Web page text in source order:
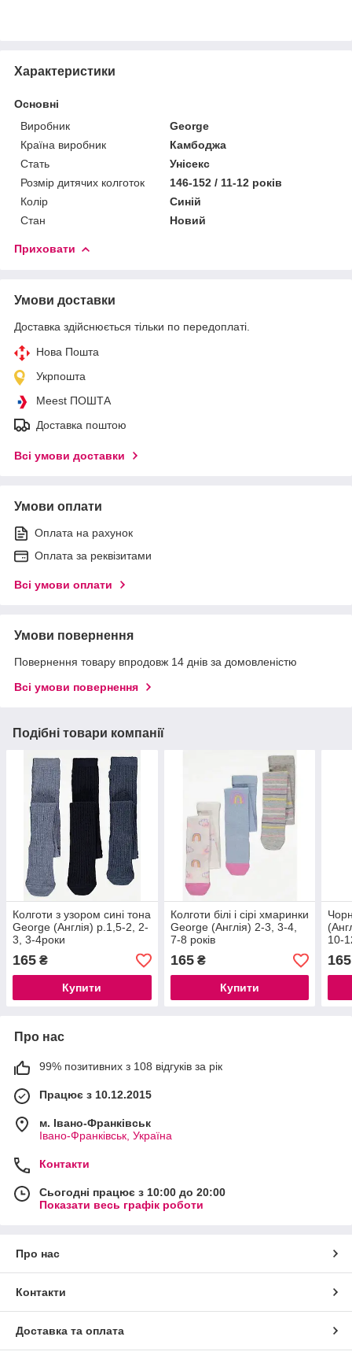
Характеристики
Основні
Виробник
George
Країна виробник
Камбоджа
Стать
Унісекс
Розмір дитячих колготок
146-152 / 11-12 років
Колір
Синій
Стан
Новий
Приховати
Умови доставки
Доставка здійснюється тільки по передоплаті.
Нова Пошта
Укрпошта
Meest ПОШТА
Доставка поштою
Всі умови доставки
Умови оплати
Оплата на рахунок
Оплата за реквізитами
Всі умови оплати
Умови повернення
Повернення товару впродовж 14 днів за домовленістю
Всі умови повернення
Подібні товари компанії
Колготи з узором сині тона
George (Англія) р.1,5-2, 2-
3, 3-4роки
165 ₴
Купити
Колготи білі і сірі хмаринки
George (Англія) 2-3, 3-4,
7-8 років
165₴
Купити
10-
165
Про нас
99% позитивних з 108 відгуків за рік
Працює з 10.12.2015
м. Івано-Франківськ
Івано-Франківськ, Україна
Контакти
Сьогодні працює з 10:00 до 20:00
Показати весь графік роботи
Про нас
Контакти
Доставка та оплата